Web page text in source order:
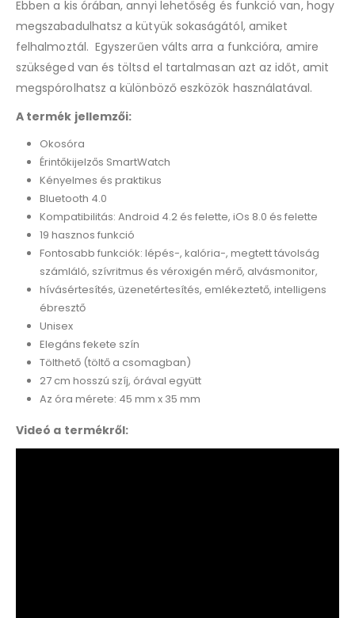
Ebben a kis órában, annyi lehetőség és funkció van, hogy
megszabadulhatsz a kütyük sokaságától, amiket
felhalmoztál. Egyszerűen válts arra a funkcióra, amire
szükséged van és töltsd el tartalmasan azt az időt, amit
megspórolhatsz a különböző eszközök használatával.
A termék jellemzői:
Okosóra
Érintőkijelzős SmartWatch
Kényelmes és praktikus
Bluetooth 4.0
Kompatibilitás: Android 4.2 és felette, iOs 8.0 és felette
19 hasznos funkció
Fontosabb funkciók: lépés-, kalória-, megtett távolság
számláló, szívritmus és véroxigén mérő, alvásmonitor,
hívásértesítés, üzenetértesítés, emlékeztető, intelligens
ébresztő
Unisex
Elegáns fekete szín
Tölthető (töltő a csomagban)
27 cm hosszú szíj, órával együtt
Az óra mérete: 45 mm x 35 mm
Videó a termékről: